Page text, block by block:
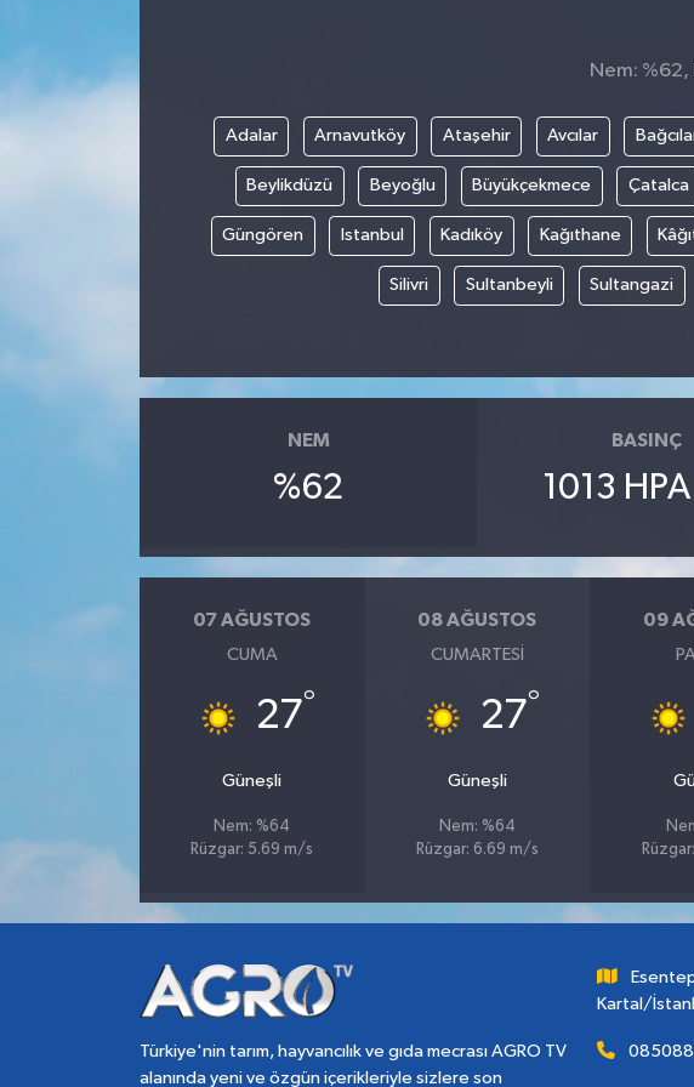
Nem: %62,
Adalar Arnavutköy Ataşehir Avcılar
Beylikdüzü Beyoğlu Büyükçekmece Çatalca
Güngören Istanbul Kadıköy Kağıthane
Silivri Sultanbeyli Sultangazi
NEM
%62
BASINÇ
1013 HPA
07 AĞUSTOS
CUMA
27°
Güneşli
Nem: %64
Rüzgar: 5.69 m/s
08 AĞUSTOS
CUMARTESI
27°
Güneşli
Nem: %64
Rüzgar: 6.69 m/s
09
Türkiye'nin tarım, hayvancılık ve gıda mecrası AGRO TV
alanında yeni ve özgün içerikleriyle sizlere son
Kartal/